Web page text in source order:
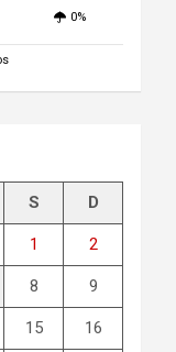
0%
S D
1 2
8 9
15 16